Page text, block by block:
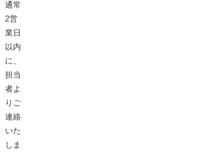
通常
2営
業日
以内
に、
担当
者よ
りご
連絡
いた
しま